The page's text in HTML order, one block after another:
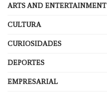
ARTS AND ENTERTAINMENT
CULTURA
CURIOSIDADES
DEPORTES
EMPRESARIAL